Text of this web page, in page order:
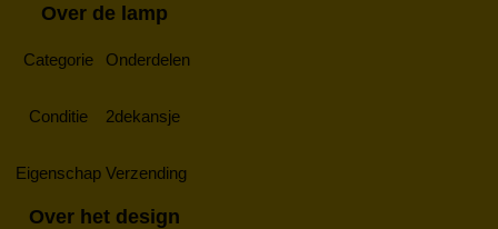
Over de lamp
Categorie Onderdelen
Conditie 2dekansje
Eigenschap Verzending
Over het design